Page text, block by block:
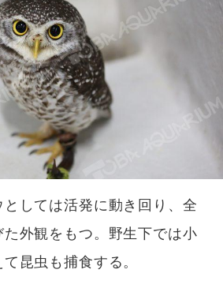
しては活発に動き回り、全
外観をもつ。野生下では小
昆虫も捕食する。